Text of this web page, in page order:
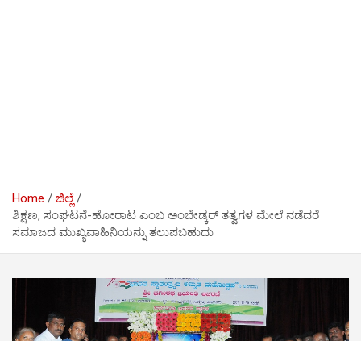
Home
ಜಿಲ್ಲೆ
ಶಿಕ್ಷಣ, ಸಂಘಟನೆ-ಹೋರಾಟ ಎಂಬ ಅಂಬೇಡ್ಕರ್ ತತ್ವಗಳ ಮೇಲೆ ನಡೆದರೆ
ಸಮಾಜದ ಮುಖ್ಯವಾಹಿನಿಯನ್ನು ತಲುಪಬಹುದು